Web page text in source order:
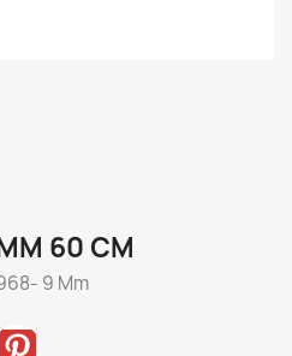
60 CM
9 Mm